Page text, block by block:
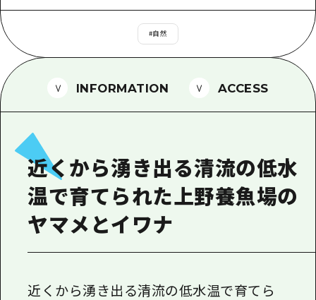
日帰り
2泊3日
HIROSHIMA FREE Wi-Fi
観光案内所
広島県を訪れる外国人旅行者向け情報一
ボランティアガイド
ガイドブック
広島県の魅力を動画でご紹介！
よくあるご質問
フォトダウンロード
#自然
INFORMATION ACCESS
近くから湧き出る清流の低水
温で育てられた上野養魚場の
ヤマメとイワナ
近くから湧き出る清流の低水温で育てら